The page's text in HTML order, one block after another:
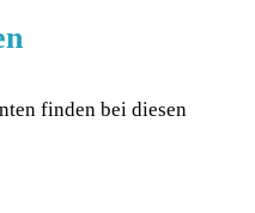
finden bei diesen